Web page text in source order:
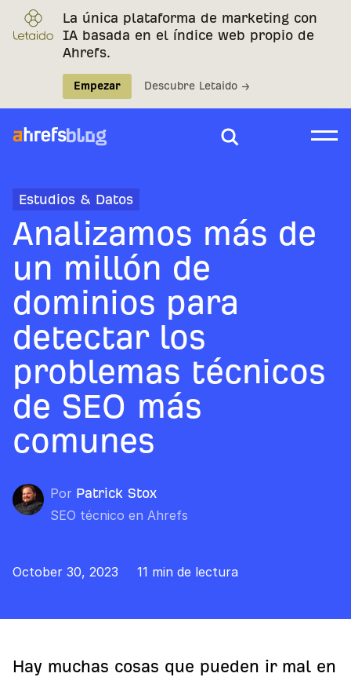
La única plataforma de marketing con
IA basada en el índice web propio de
Ahrefs.
Empezar Descubre Letaido →
Estudios & Datos
Analizamos más de
un millón de
dominios para
detectar los
problemas técnicos
de SEO más
comunes
Por Patrick Stox
SEO técnico en Ahrefs
October 30, 2023 11 min de lectura
Hay muchas cosas que pueden ir mal en